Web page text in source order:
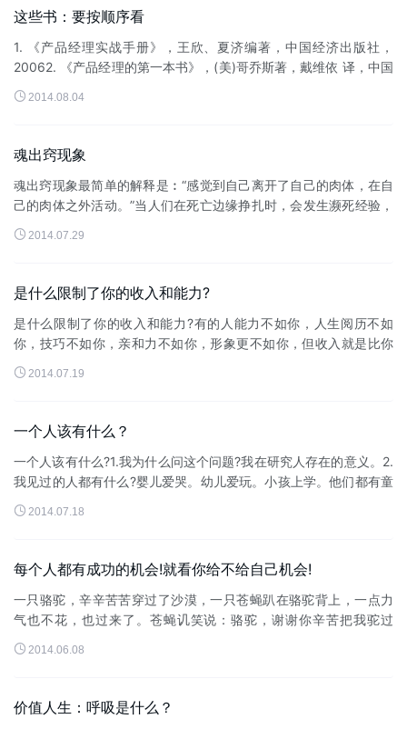
这些书：要按顺序看
1. 《产品经理实战手册》，王欣、夏济编著，中国经济出版社，
20062. 《产品经理的第一本书》，(美)哥乔斯著，戴维依 译，中国
财经出版社，20043. 《产品经理的第二本书》，(美)哥乔斯著，戴
维...
 2014.08.04
魂出窍现象
魂出窍现象最简单的解释是︰“感觉到自己离开了自己的肉体，在自
己的肉体之外活动。”当人们在死亡边缘挣扎时，会发生濒死经验，
很多时灵魂出窍是濒死经验的其中一部份。当濒死者昏迷时，他...
 2014.07.29
是什么限制了你的收入和能力?
是什么限制了你的收入和能力?有的人能力不如你，人生阅历不如
你，技巧不如你，亲和力不如你，形象更不如你，但收入就是比你
高!是什么限制了你的收入?1：否定性思想比如：不可能、没办法、
怎么会?没想过、不知道...
 2014.07.19
一个人该有什么？
一个人该有什么?1.我为什么问这个问题?我在研究人存在的意义。2.
我见过的人都有什么?婴儿爱哭。幼儿爱玩。小孩上学。他们都有童
年。少年有梦想。中学恋爱。大学丰富多彩。他们都有快乐。这是
我见到的表面的现...
 2014.07.18
每个人都有成功的机会!就看你给不给自己机会!
一只骆驼，辛辛苦苦穿过了沙漠，一只苍蝇趴在骆驼背上，一点力
气也不花，也过来了。苍蝇讥笑说：骆驼，谢谢你辛苦把我驼过
来。再见!骆驼看了一眼苍蝇说：“你在我身上的时候，我根本就不知
道，你走了，...
 2014.06.08
价值人生：呼吸是什么？